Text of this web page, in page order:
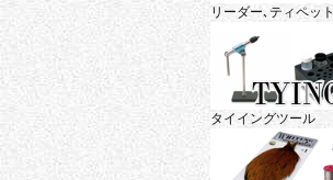
リーダー､ティペット
タイイングツール